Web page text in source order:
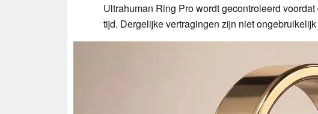
Ultrahuman Ring Pro wordt gecontroleerd
tijd. Dergelijke vertragingen zijn niet